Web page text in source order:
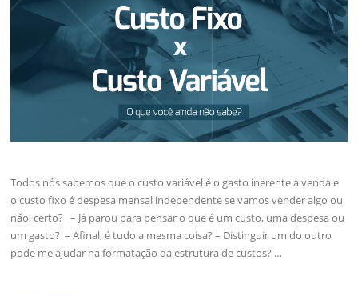
Todos nós sabemos que o custo variável é o gasto inerente a venda e
o custo fixo é despesa mensal independente se vamos vender algo ou
não, certo? – Já parou para pensar o que é um custo, uma despesa ou
um gasto? – Afinal, é tudo a mesma coisa? – Distinguir um do outro
pode me ajudar na formatação da estrutura de custos? …